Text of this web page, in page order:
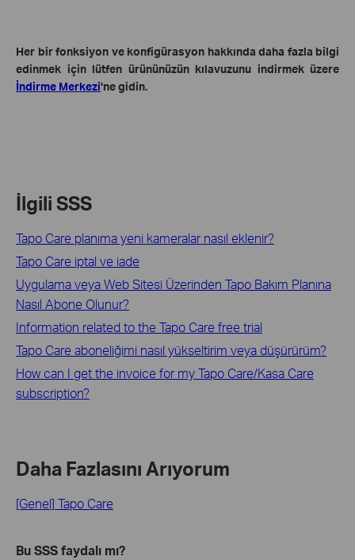
Her bir fonksiyon ve konfigürasyon hakkında daha fazla bilgi
edinmek için lütfen ürününüzün kılavuzunu indirmek üzere
İndirme Merkezi'ne gidin.
İlgili SSS
Tapo Care planıma yeni kameralar nasıl eklenir?
Tapo Care iptal ve iade
Uygulama veya Web Sitesi Üzerinden Tapo Bakım Planına
Nasıl Abone Olunur?
Information related to the Tapo Care free trial
Tapo Care aboneliğimi nasıl yükseltirim veya düşürürüm?
How can I get the invoice for my Tapo Care/Kasa Care
subscription?
Daha Fazlasını Arıyorum
[Genel] Tapo Care
Bu SSS faydalı mı?